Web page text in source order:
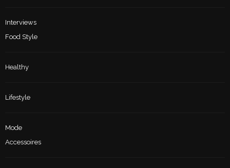
Interviews
Food Style
Healthy
Lifestyle
Mode
Accessoires